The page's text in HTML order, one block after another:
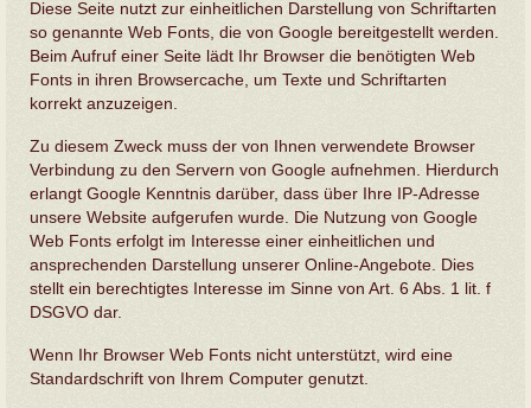
Diese Seite nutzt zur einheitlichen Darstellung von Schriftarten
so genannte Web Fonts, die von Google bereitgestellt werden.
Beim Aufruf einer Seite lädt Ihr Browser die benötigten Web
Fonts in ihren Browsercache, um Texte und Schriftarten
korrekt anzuzeigen.
Zu diesem Zweck muss der von Ihnen verwendete Browser
Verbindung zu den Servern von Google aufnehmen. Hierdurch
erlangt Google Kenntnis darüber, dass über Ihre IP-Adresse
unsere Website aufgerufen wurde. Die Nutzung von Google
Web Fonts erfolgt im Interesse einer einheitlichen und
ansprechenden Darstellung unserer Online-Angebote. Dies
stellt ein berechtigtes Interesse im Sinne von Art. 6 Abs. 1 lit. f
DSGVO dar.
Wenn Ihr Browser Web Fonts nicht unterstützt, wird eine
Standardschrift von Ihrem Computer genutzt.